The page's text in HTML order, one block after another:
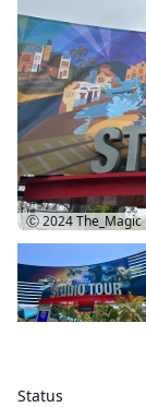
Status
Ⓒ 2024The_Magic